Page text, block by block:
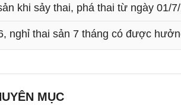
khi sảy thai, phá thai từ ngày 01/
nghỉ thai sản 7 tháng có được
MỤC